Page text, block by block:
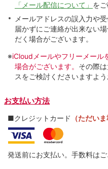
「メール配信について」 をご
メールアドレスの誤入力や
届かずにご連絡が出来ない
だく場合がございます。
※iCloudメールやフリーメール
場合がございます。 その際
スをご検討くださいますよう
お支払い方法
■クレジットカード （ただい
発送前にお支払い。手数料はご